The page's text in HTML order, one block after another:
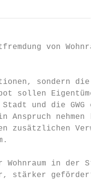
von
sondern die
sollen
und die GWG
Anspruch nehmen
zusätzlichen
Wohnraum in der
stärker gefördert